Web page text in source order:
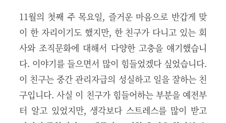
11월의 첫째 주 목요일, 즐거운 마음으로 반갑게 맞
이 한 자리이기도 했지만, 한 친구가 다니고 있는 회
사와 조직문화에 대해서 다양한 고충을 얘기했습니
다. 이야기를 들으면서 많이 힘들었겠다 싶었습니다.
이 친구는 중간 관리자급의 성실하고 일을 잘하는 친
구입니다. 사실 이 친구가 힘들어하는 부분을 예전부
터 알고 있었지만, 생각보다 스트레스를 많이 받고